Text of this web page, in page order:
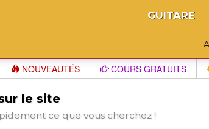
GUITARE
NOUVEAUTÉS COURS GRATUITS
le site
ce que vous cherchez !